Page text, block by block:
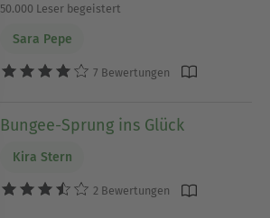
50.000 Leser begeistert
Sara Pepe
7 Bewertungen
Bungee-Sprung ins Glück
Kira Stern
2 Bewertungen